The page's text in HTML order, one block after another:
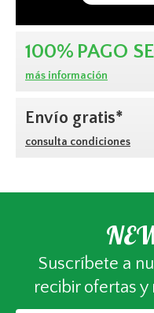
100% PAGO
más información
Envío gratis*
consulta condiciones
Suscríbete a
recibir ofertas y